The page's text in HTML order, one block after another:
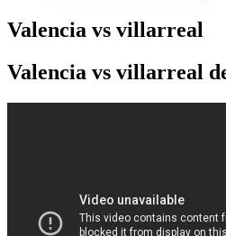
Valencia vs villarreal
Valencia vs villarreal